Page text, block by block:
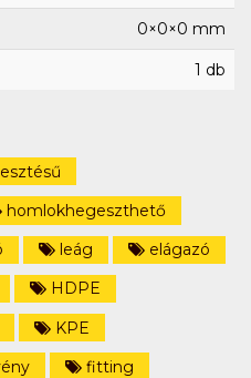
0×0×0 mm
1 db
homlokhegeszthető
leág
elágazó
HDPE
KPE
fitting